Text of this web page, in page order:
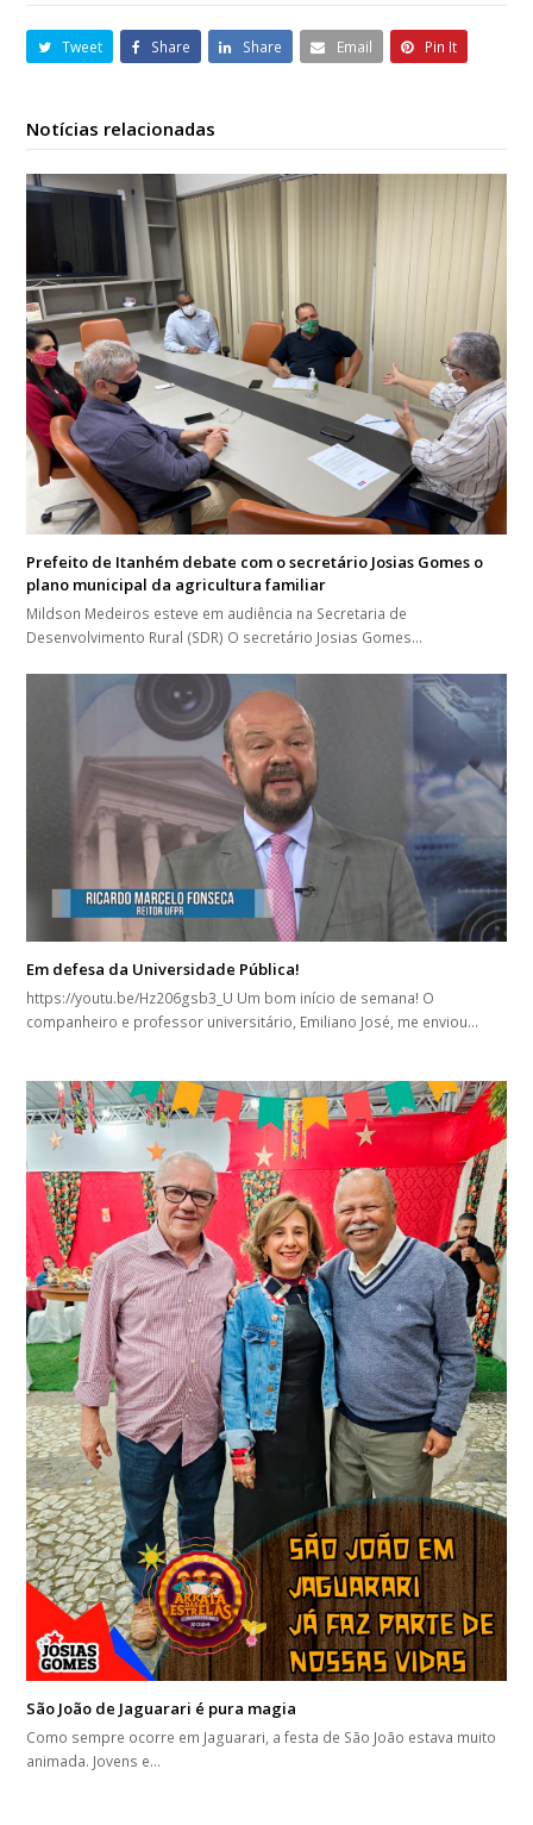
Tweet Share Share Email Pin It
Notícias relacionadas
Prefeito de Itanhém debate com o secretário Josias Gomes o
plano municipal da agricultura familiar
Mildson Medeiros esteve em audiência na Secretaria de
Desenvolvimento Rural (SDR) O secretário Josias Gomes…
Em defesa da Universidade Pública!
https://youtu.be/Hz206gsb3_U Um bom início de semana! O
companheiro e professor universitário, Emiliano José, me enviou…
São João de Jaguarari é pura magia
Como sempre ocorre em Jaguarari, a festa de São João estava muito
animada. Jovens e…